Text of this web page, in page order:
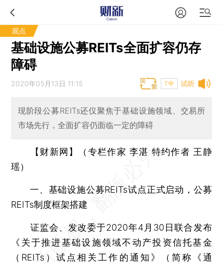
观点
基础设施公募REITs全面扩容仍存
障碍
试听
2020年05月13日 11:15 T中
现阶段公募REITs还仅聚焦于基础设施领域、交易所
市场先行，全面扩容仍面临一定的障碍
【财新网】（专栏作家 李湛 特约作者 王静
瑶）
一、基础设施公募REITs试点正式启动，公募
REITs制度框架搭建
证监会、发改委于2020年4月30日联合发布
《关于推进基础设施领域不动产投资信托基金
（REITs）试点相关工作的通知》（简称《通